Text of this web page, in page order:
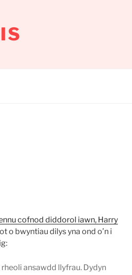
cofnod diddorol iawn, Harry
o bwyntiau dilys yna ond o’n i
ansawdd llyfrau. Dydyn